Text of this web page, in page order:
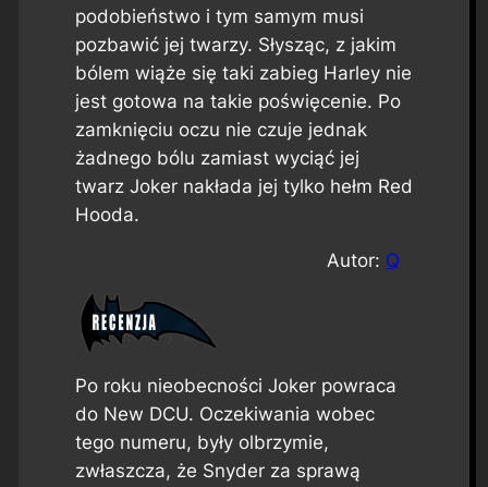
podobieństwo i tym samym musi
pozbawić jej twarzy. Słysząc, z jakim
bólem wiąże się taki zabieg Harley nie
jest gotowa na takie poświęcenie. Po
zamknięciu oczu nie czuje jednak
żadnego bólu zamiast wyciąć jej
twarz Joker nakłada jej tylko hełm Red
Hooda.
Autor: Q
Po roku nieobecności Joker powraca
do New DCU. Oczekiwania wobec
tego numeru, były olbrzymie,
zwłaszcza, że Snyder za sprawą